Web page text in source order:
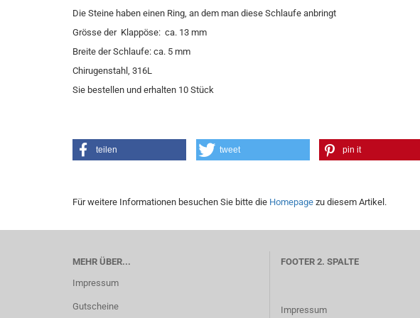
Die Steine haben einen Ring, an dem man diese Schlaufe anbringt
Grösse der Klappöse: ca. 13 mm
Breite der Schlaufe: ca. 5 mm
Chirugenstahl, 316L
Sie bestellen und erhalten 10 Stück
teilen tweet pin it
Für weitere Informationen besuchen Sie bitte die Homepage zu diesem Artikel.
MEHR ÜBER...
Impressum
Gutscheine
FOOTER 2. SPALTE
Impressum